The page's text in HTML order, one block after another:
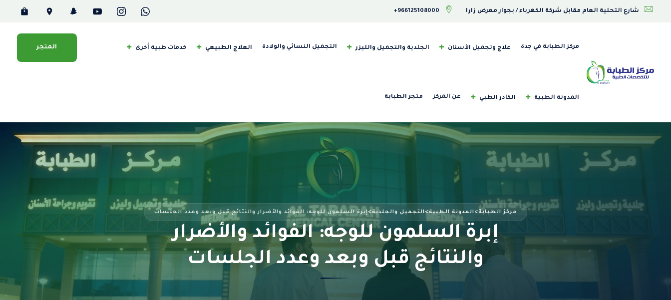
شارع التحلية العام مقابل شركة الكهرباء / بجوار معرض زارا
مركز الطبابة في جدة علاج وتجميل الأسنان الجلدية والتجميل والليزر التجميل النسائي والولادة العلاج الطبيعي خدمات طبية أخرى
المدونة الطبية الكادر الطبي عن المركز متجر الطبابة
المتجر
إبرة السلمون للوجه: الفوائد والأضرار
والنتائج قبل وبعد وعدد الجلسات
مركز الطبابة>المدونة الطبية>التجميل والجلدية>إبرة السلمون للوجه: الفوائد والأضرار والنتائج قبل وبعد وعدد الجلسات